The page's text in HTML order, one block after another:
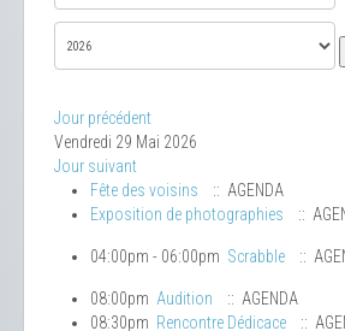
Jour précédent
Vendredi 29 Mai 2026
Jour suivant
Fête des voisins
:: AGENDA
Exposition de photographies
::
04:00pm - 06:00pm Scrabble ::
08:00pm Audition
:: AGENDA
08:30pm Rencontre Dédicace ::